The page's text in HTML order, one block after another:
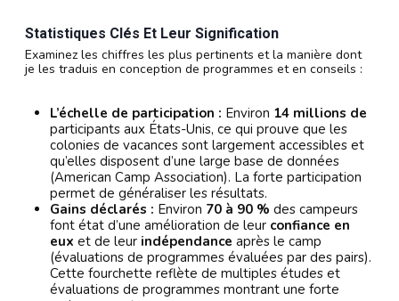
Statistiques Clés Et Leur Signification
Examinez les chiffres les plus pertinents et la manière dont
je les traduis en conception de programmes et en conseils :
L’échelle de participation : Environ 14 millions de
participants aux États-Unis, ce qui prouve que les
colonies de vacances sont largement accessibles et
qu’elles disposent d’une large base de données
(American Camp Association). La forte participation
permet de généraliser les résultats.
Gains déclarés : Environ 70 à 90 % des campeurs
font état d’une amélioration de leur confiance en
eux et de leur indépendance après le camp
(évaluations de programmes évaluées par des pairs).
Cette fourchette reflète de multiples études et
évaluations de programmes montrant une forte